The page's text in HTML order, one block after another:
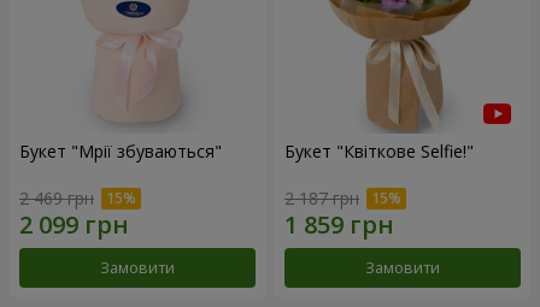
Букет "Мрії збуваються"
2 469 грн
Замовити
Букет "Квіткове Selfie!"
2 187 грн
Замовити